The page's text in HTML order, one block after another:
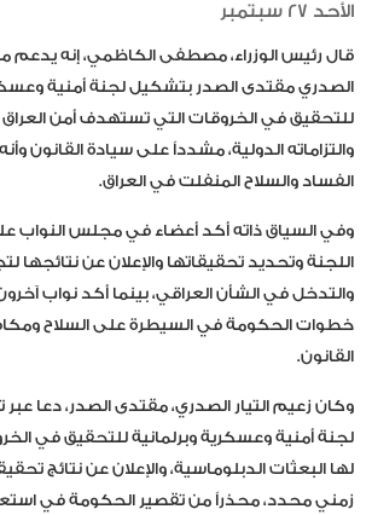
الأحد 27 سبتمبر
قال رئيس الوزراء، مصطفى الكاظمي، إنه يدعم
الصدري مقتدى الصدر بتشكيل لجنة أمنية
للتحقيق في الخروقات التي تستهدف أمن
والتزاماته الدولية، مشدداً على سيادة القانون
الفساد والسلاح المنفلت في العراق.
وفي السياق ذاته أكد أعضاء في مجلس النواب
اللجنة وتحديد تحقيقاتها والإعلان عن نتائجها
والتدخل في الشأن العراقي، بينما أكد نواب
خطوات الحكومة في السيطرة على السلاح
القانون.
وكان زعيم التيار الصدري، مقتدى الصدر، دعا
لجنة أمنية وعسكرية وبرلمانية للتحقيق في
لها البعثات الدبلوماسية، والإعلان عن نتائج
زمني محدد، محذراً من تقصير الحكومة في